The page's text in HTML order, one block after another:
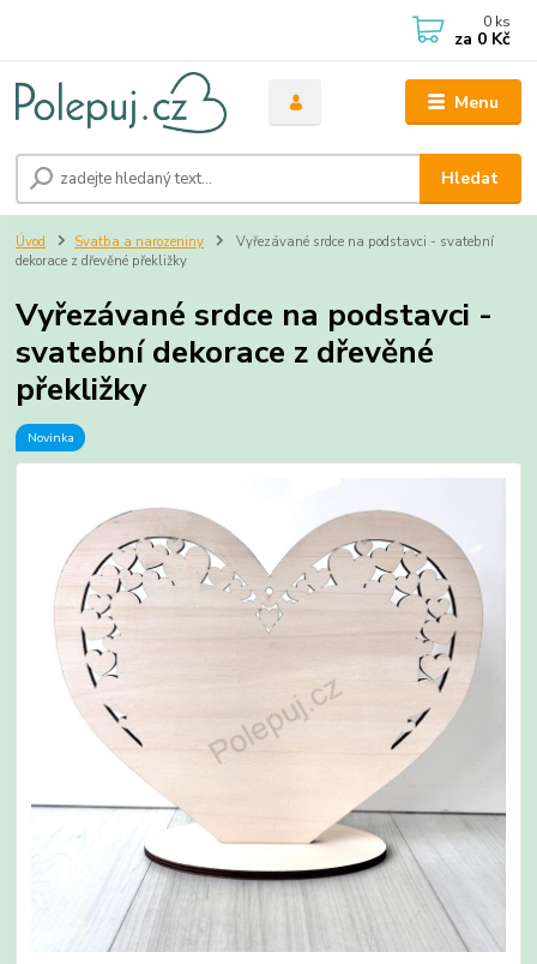
Menu
Hledat
0 ks
za 0 Kč
Úvod Svatba a narozeniny
Vyřezávané srdce na podstavci - svatební
dekorace z dřevěné překližky
Vyřezávané srdce na podstavci -
svatební dekorace z dřevěné
překližky
Novinka